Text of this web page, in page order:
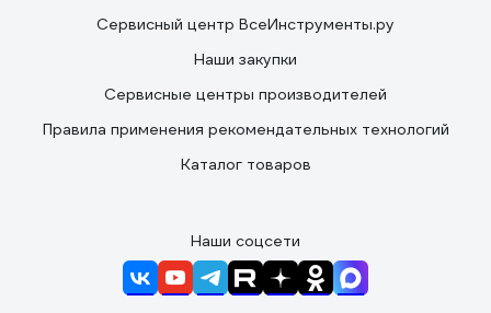
Сервисный центр ВсеИнструменты.ру
Наши закупки
Сервисные центры производителей
Правила применения рекомендательных технологий
Каталог товаров
Наши соцсети